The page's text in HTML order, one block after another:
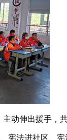
动伸出援手，
法进社区、宪